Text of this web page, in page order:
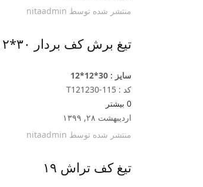
منتشر شده توسط nitaadmin
تیغ برش کف بردار ۳۰*۱۲
سایز : 30*12*12
کد : T121230-115
0 بیشتر
اردیبهشت ۲۸, ۱۳۹۹
منتشر شده توسط nitaadmin
تیغ کف تراش ۱۹